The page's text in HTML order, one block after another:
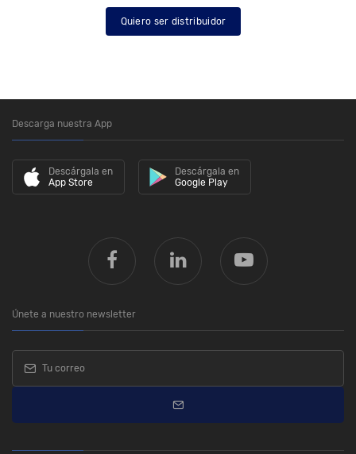
Quiero ser distribuidor
Descarga nuestra App
Descárgala en
App Store
Descárgala en
Google Play
Únete a nuestro newsletter